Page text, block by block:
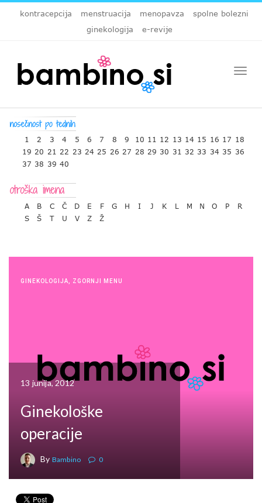
kontracepcija menstruacija menopavza
spolne bolezni
ginekologija
e-revije
1 2 3 4 5 6 7 8 9 10 11 12 13 14 15 16 17 18
19 20 21 22 23 24 25 26 27 28 29 30 31 32 33 34 35 36
37 38 39 40
A B C Č D E F G H I J K L M N O P
R
S
Š T U V Z Ž
GINEKOLOGIJA ZGORNJI MENU
13 junija, 2012
Ginekološke
operacije
By Bambino 0